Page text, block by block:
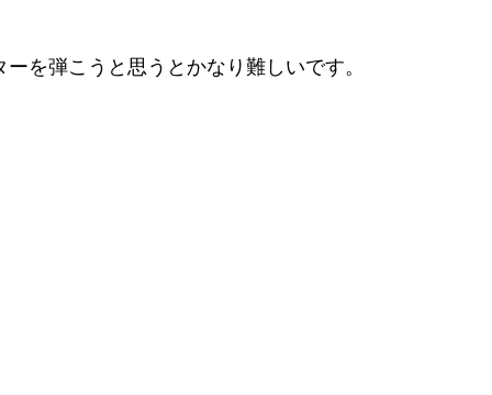
を弾こうと思うとかなり難しいです。